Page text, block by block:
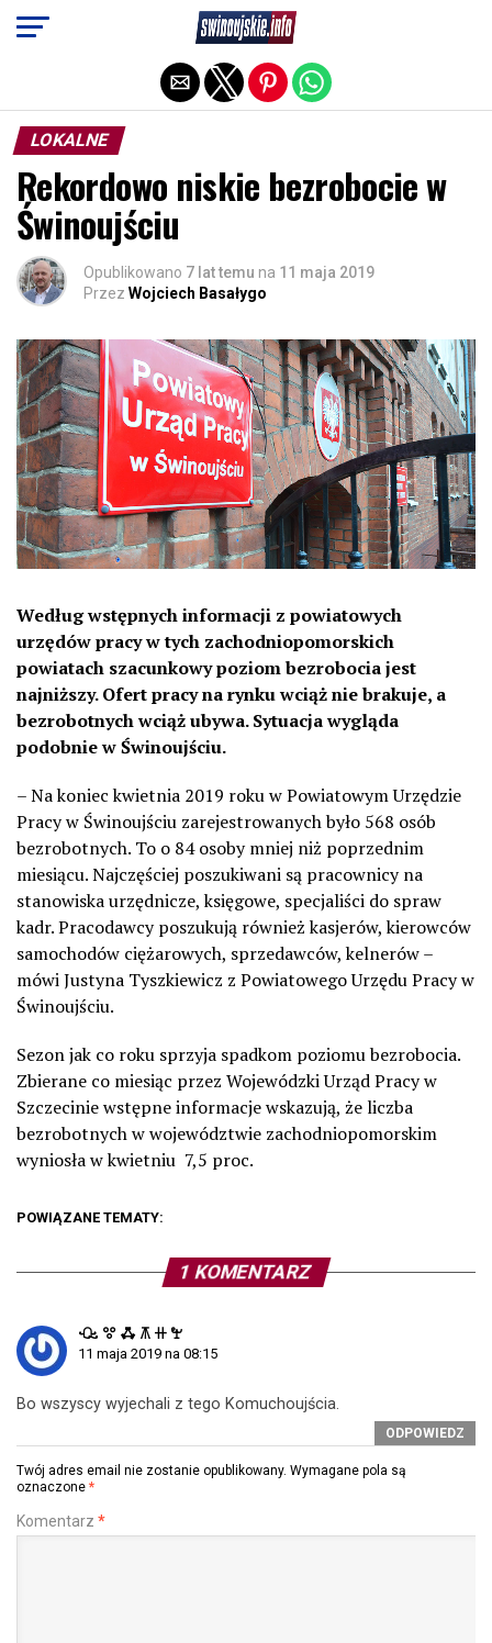
LOKALNE
Rekordowo niskie bezrobocie w
Świnoujściu
Opublikowano 7 lat temu na 11 maja 2019
Przez Wojciech Basałygo
Według wstępnych informacji z powiatowych
urzędów pracy w tych zachodniopomorskich
powiatach szacunkowy poziom bezrobocia jest
najniższy. Ofert pracy na rynku wciąż nie brakuje, a
bezrobotnych wciąż ubywa. Sytuacja wygląda
podobnie w Świnoujściu.
– Na koniec kwietnia 2019 roku w Powiatowym Urzędzie
Pracy w Świnoujściu zarejestrowanych było 568 osób
bezrobotnych. To o 84 osoby mniej niż poprzednim
miesiącu. Najczęściej poszukiwani są pracownicy na
stanowiska urzędnicze, księgowe, specjaliści do spraw
kadr. Pracodawcy poszukują również kasjerów, kierowców
samochodów ciężarowych, sprzedawców, kelnerów –
mówi Justyna Tyszkiewicz z Powiatowego Urzędu Pracy w
Świnoujściu.
Sezon jak co roku sprzyja spadkom poziomu bezrobocia.
Zbierane co miesiąc przez Wojewódzki Urząd Pracy w
Szczecinie wstępne informacje wskazują, że liczba
bezrobotnych w województwie zachodniopomorskim
wyniosła w kwietniu 7,5 proc.
POWIĄZANE TEMATY:
1 KOMENTARZ
ꘐ ꖜ ꗈ ꕧ ꔠ ꖟ
11 maja 2019 na 08:15
Bo wszyscy wyjechali z tego Komuchoujścia.
ODPOWIEDZ
Twój adres email nie zostanie opublikowany. Wymagane pola są
oznaczone *
Komentarz *
Exit mobile version